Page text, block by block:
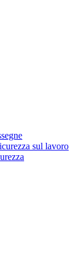
sul lavoro